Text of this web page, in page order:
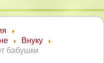
Внуку
бабушки